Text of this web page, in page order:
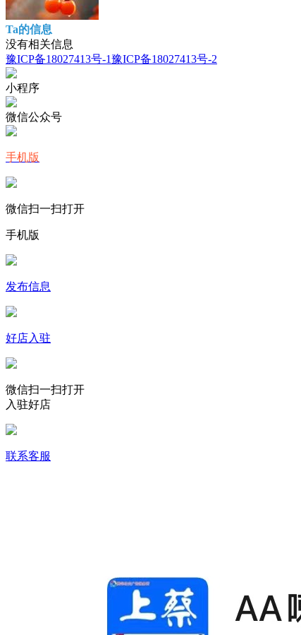
Ta的信息
没有相关信息
豫ICP备18027413号-1豫ICP备18027413号-2
小程序
微信公众号
手机版
微信扫一扫打开
手机版
发布信息
好店入驻
微信扫一扫打开
入驻好店
联系客服